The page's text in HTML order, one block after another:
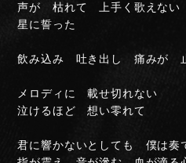
CONTACT
声が 枯れて 上手く歌えない
星に誓った
飲み込み 吐き出し 痛みが
メロディに 載せ切れない
泣けるほど 想い零れて
君に響かないとしても 僕は奏